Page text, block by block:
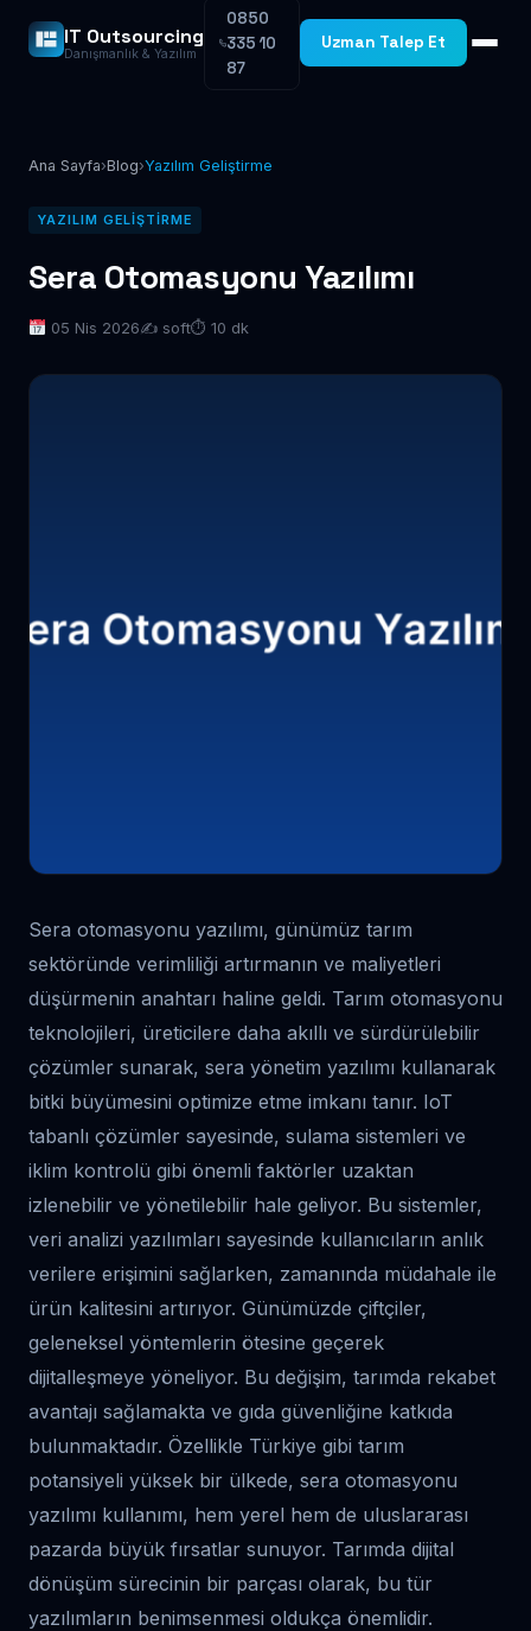
IT Outsourcing
Danışmanlık & Yazılım
0850
335 10
87
Uzman Talep Et
Ana Sayfa›Blog›Yazılım Geliştirme
YAZILIM GELIŞTIRME
Sera Otomasyonu Yazılımı
05 Nis 2026✍️ soft⏱ 10 dk
Sera otomasyonu yazılımı, günümüz tarım
sektöründe verimliliği artırmanın ve maliyetleri
düşürmenin anahtarı haline geldi. Tarım otomasyonu
teknolojileri, üreticilere daha akıllı ve sürdürülebilir
çözümler sunarak, sera yönetim yazılımı kullanarak
bitki büyümesini optimize etme imkanı tanır. IoT
tabanlı çözümler sayesinde, sulama sistemleri ve
iklim kontrolü gibi önemli faktörler uzaktan
izlenebilir ve yönetilebilir hale geliyor. Bu sistemler,
veri analizi yazılımları sayesinde kullanıcıların anlık
verilere erişimini sağlarken, zamanında müdahale ile
ürün kalitesini artırıyor. Günümüzde çiftçiler,
geleneksel yöntemlerin ötesine geçerek
dijitalleşmeye yöneliyor. Bu değişim, tarımda rekabet
avantajı sağlamakta ve gıda güvenliğine katkıda
bulunmaktadır. Özellikle Türkiye gibi tarım
potansiyeli yüksek bir ülkede, sera otomasyonu
yazılımı kullanımı, hem yerel hem de uluslararası
pazarda büyük fırsatlar sunuyor. Tarımda dijital
dönüşüm sürecinin bir parçası olarak, bu tür
yazılımların benimsenmesi oldukça önemlidir.